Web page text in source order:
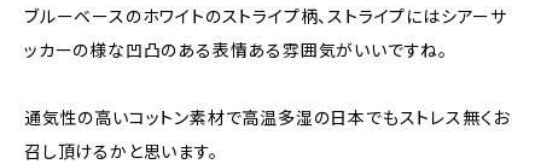
ブルーベースのホワイトのストライプ柄、ストライプにはシアーサ
ッカーの様な凹凸のある表情ある雰囲気がいいですね。
通気性の高いコットン素材で高温多湿の日本でもストレス無くお
召し頂けるかと思います。